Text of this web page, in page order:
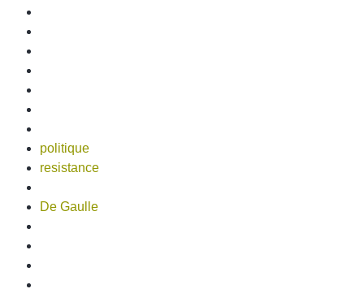
politique
resistance
De Gaulle